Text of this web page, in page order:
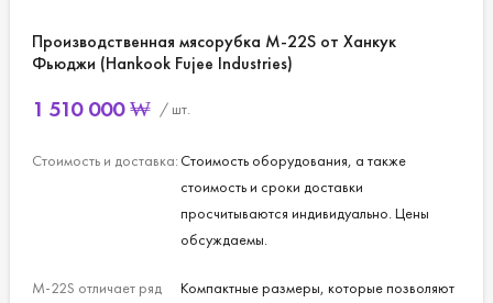
Производственная мясорубка M-22S от Ханкук
Фьюджи (Hankook Fujee Industries)
1 510 000 ₩ / шт.
Стоимость и доставка: Стоимость оборудования, а также
стоимость и сроки доставки
просчитываются индивидуально. Цены
обсуждаемы.
M-22S отличает ряд
Компактные размеры, которые позволяют